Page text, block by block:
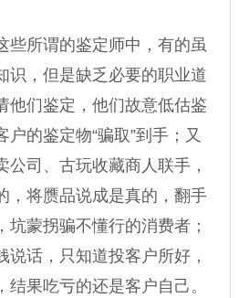
所谓的鉴定师中，有的虽
识，但是缺乏必要的职业道
他们鉴定，他们故意低估鉴
户的鉴定物“骗取”到手；又
公司、古玩收藏商人联手，
，将赝品说成是真的，翻手
坑蒙拐骗不懂行的消费者；
说话，只知道投客户所好，
结果吃亏的还是客户自己。